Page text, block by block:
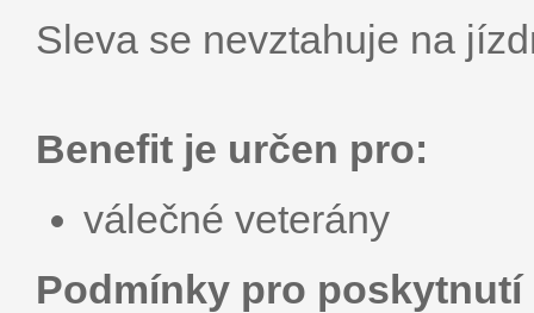
Sleva se nevztahuje na
Benefit je určen pro:
válečné veterány
Podmínky pro poskytnutí